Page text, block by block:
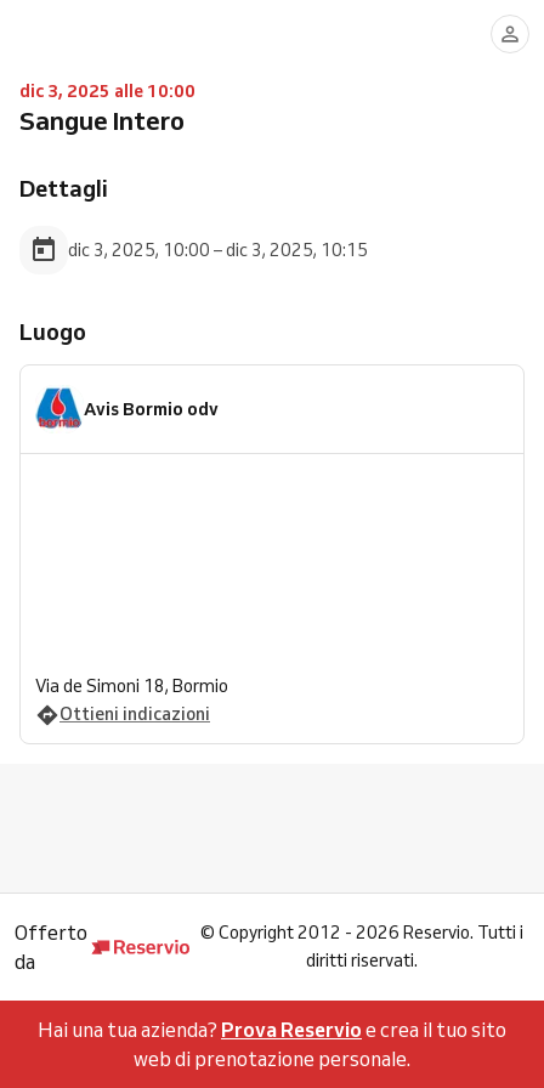
dic 3, 2025 alle 10:00
Sangue Intero
Dettagli
dic 3, 2025, 10:00 – dic 3, 2025, 10:15
Luogo
Avis Bormio odv
Via de Simoni 18, Bormio
Ottieni indicazioni
Offerto
da
© Copyright 2012 - 2026 Reservio. Tutti i
diritti riservati.
Hai una tua azienda? Prova Reservio e crea il tuo sito
web di prenotazione personale.